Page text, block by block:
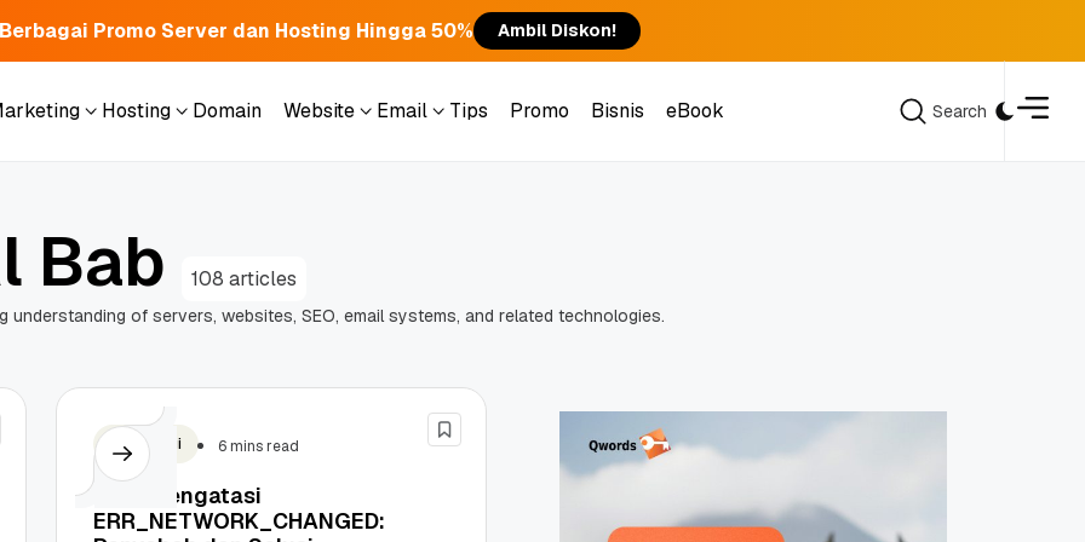
Promo Server dan Hosting Hingga 50% Ambil Diskon!
Hosting
Domain
Website
Email
Tips
Promo
Bisnis
eBook
Search
l Bab 108 articles
g understanding of servers, websites, SEO, email systems, and related technologies.
Teknologi 6 mins read
Cara Mengatasi
ERR_NETWORK_CHANGED: